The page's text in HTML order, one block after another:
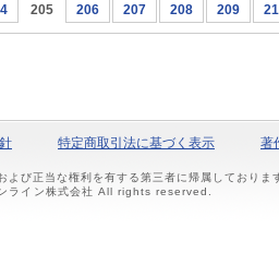
205 206 207 208 209
特定商取引法に基づく表示 著
び正当な権利を有する第三者に帰属しておりま
イン株式会社 All rights reserved.